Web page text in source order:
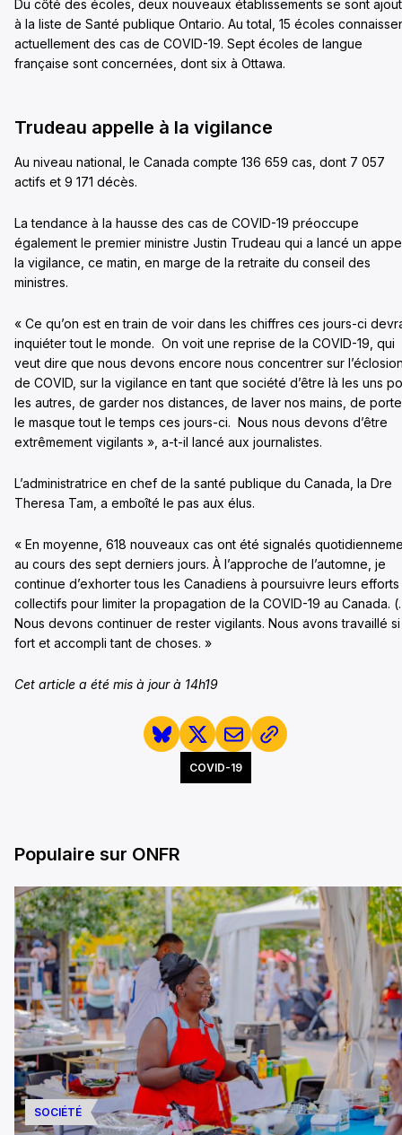
Du côté des écoles, deux nouveaux établissements se sont
à la liste de Santé publique Ontario. Au total, 15 écoles
actuellement des cas de COVID-19. Sept écoles de langue
française sont concernées, dont six à Ottawa.
Trudeau appelle à la vigilance
Au niveau national, le Canada compte 136 659 cas, dont 7 057
actifs et 9 171 décès.
La tendance à la hausse des cas de COVID-19 préoccupe
également le premier ministre Justin Trudeau qui a lancé un
la vigilance, ce matin, en marge de la retraite du conseil des
ministres.
« Ce qu’on est en train de voir dans les chiffres ces jours-ci
inquiéter tout le monde. On voit une reprise de la COVID-19, qui
veut dire que nous devons encore nous concentrer sur
de COVID, sur la vigilance en tant que société d’être là les uns
les autres, de garder nos distances, de laver nos mains, de
le masque tout le temps ces jours-ci. Nous nous devons d’être
extrêmement vigilants », a-t-il lancé aux journalistes.
L’administratrice en chef de la santé publique du Canada, la Dre
Theresa Tam, a emboîté le pas aux élus.
« En moyenne, 618 nouveaux cas ont été signalés
au cours des sept derniers jours. À l’approche de l’automne, je
continue d’exhorter tous les Canadiens à poursuivre leurs efforts
collectifs pour limiter la propagation de la COVID-19 au Canada.
Nous devons continuer de rester vigilants. Nous avons travaillé si
fort et accompli tant de choses. »
Cet article a été mis à jour à 14h19
COVID-19
Populaire sur ONFR
SOCIÉTÉ